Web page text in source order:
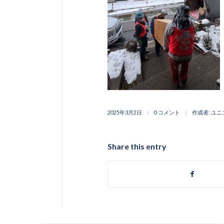
2025年3月2日 / 0 コメント / 作成者: ユニ
Share this entry